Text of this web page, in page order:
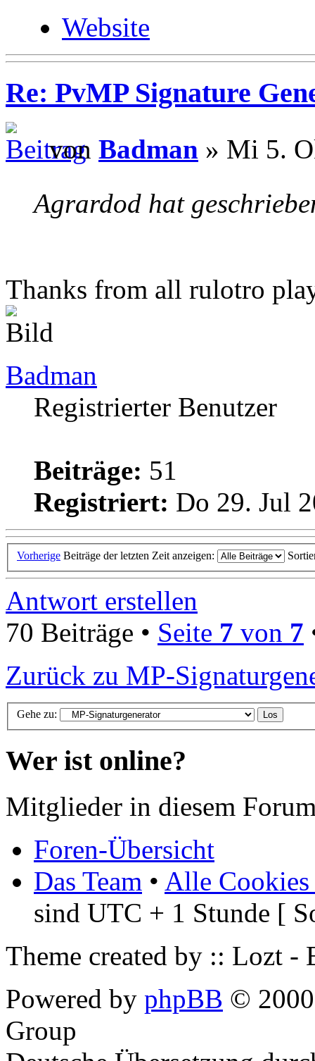
Website
Re: PvMP Signature
von Badman » Mi 5.
Agrardod hat
Thanks from all rulotro
Badman
Registrierter Benutzer
Beiträge: 51
Registriert: Do 29. Jul
Vorherige Beiträge der letzten Zeit anzeigen:
Antwort erstellen
70 Beiträge • Seite 7 von 7
Zurück zu MP-
Gehe zu:
Wer ist online?
Mitglieder in diesem
Foren-Übersicht
Das Team • Alle Cookies
sind UTC + 1 Stunde [
Theme created by :: Lozt -
Powered by phpBB ©
Group